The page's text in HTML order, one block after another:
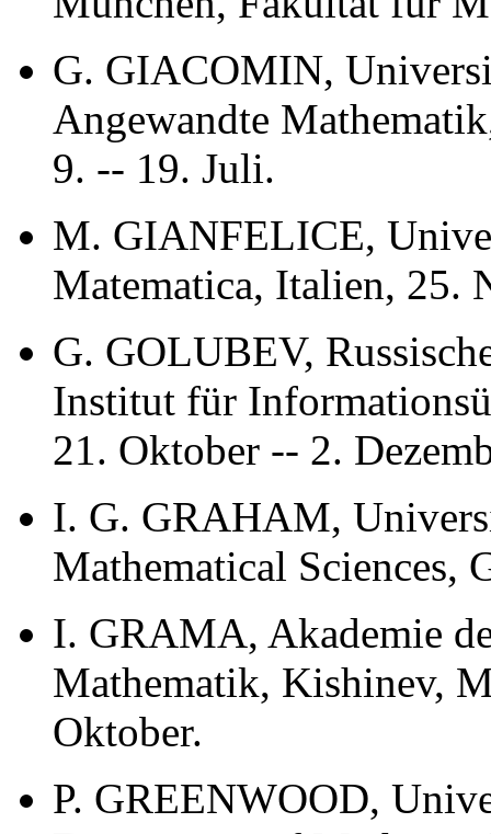
G. GIACOMIN,
Angewandte
9. -- 19. Juli.
M. GIANFELICE,
Matematica, Italien, 25.
G. GOLUBEV,
Institut für
21. Oktober -- 2.
I. G. GRAHAM,
Mathematical Sciences,
I. GRAMA, Akademie
Mathematik, Kishinev,
Oktober.
P. GREENWOOD,